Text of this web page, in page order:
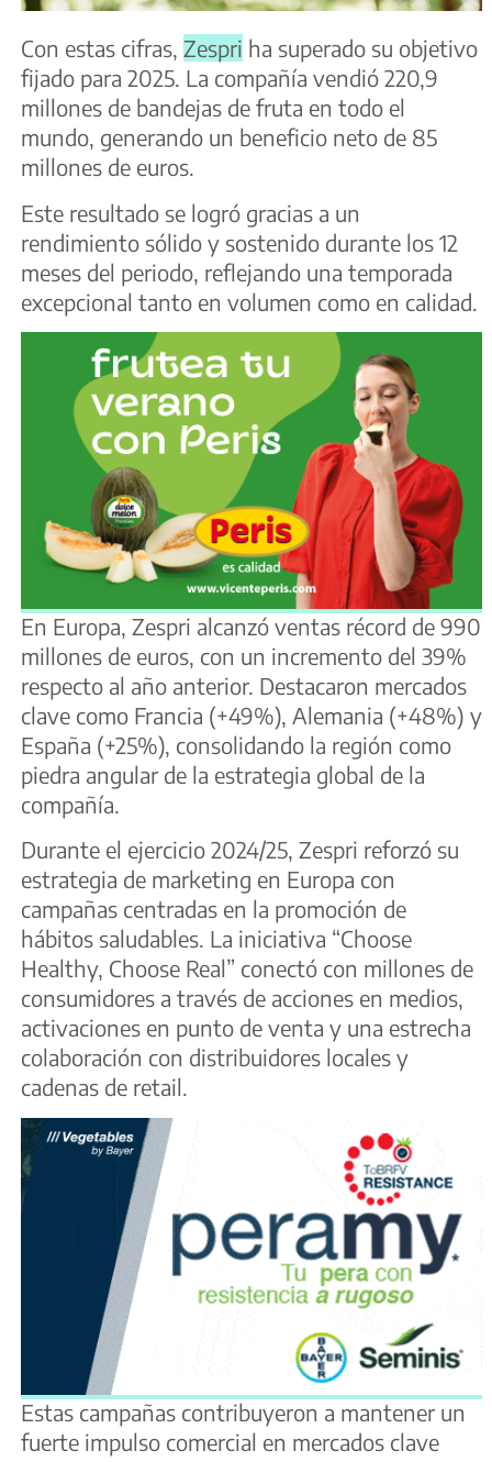
Con estas cifras, Zespri ha superado su objetivo
fijado para 2025. La compañía vendió 220,9
millones de bandejas de fruta en todo el
mundo, generando un beneficio neto de 85
millones de euros.
Este resultado se logró gracias a un
rendimiento sólido y sostenido durante los 12
meses del periodo, reflejando una temporada
excepcional tanto en volumen como en calidad.
En Europa, Zespri alcanzó ventas récord de 990
millones de euros, con un incremento del 39%
respecto al año anterior. Destacaron mercados
clave como Francia (+49%), Alemania (+48%) y
España (+25%), consolidando la región como
piedra angular de la estrategia global de la
compañía.
Durante el ejercicio 2024/25, Zespri reforzó su
estrategia de marketing en Europa con
campañas centradas en la promoción de
hábitos saludables. La iniciativa “Choose
Healthy, Choose Real” conectó con millones de
consumidores a través de acciones en medios,
activaciones en punto de venta y una estrecha
colaboración con distribuidores locales y
cadenas de retail.
Estas campañas contribuyeron a mantener un
fuerte impulso comercial en mercados clave